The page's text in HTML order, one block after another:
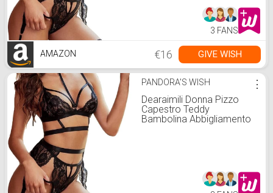
3 FANS
AMAZON €16 GIVE WISH
PANDORA'S WISH
Dearaimili Donna Pizzo
Capestro Teddy
Bambolina Abbigliamento
⋮